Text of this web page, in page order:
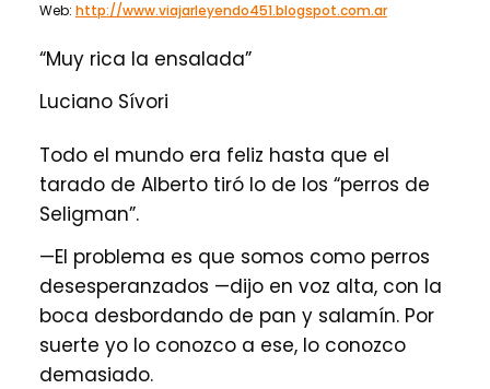
Web: http://www.viajarleyendo451.blogspot.com.ar
“Muy rica la ensalada”
Luciano Sívori
Todo el mundo era feliz hasta que el
tarado de Alberto tiró lo de los “perros de
Seligman”.
—El problema es que somos como perros
desesperanzados —dijo en voz alta, con la
boca desbordando de pan y salamín. Por
suerte yo lo conozco a ese, lo conozco
demasiado.